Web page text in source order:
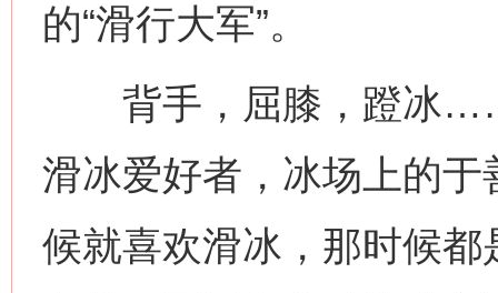
的“滑行大军”。
背手，屈膝，蹬冰……
滑冰爱好者，冰场上的于
候就喜欢滑冰，那时候都